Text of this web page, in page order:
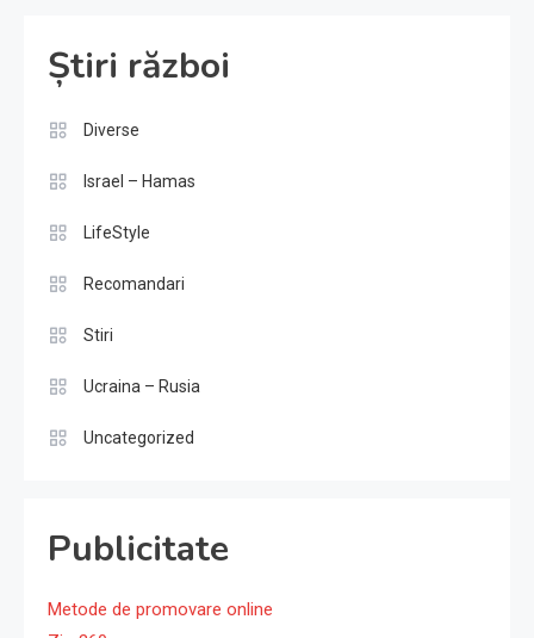
Știri război
Diverse
Israel – Hamas
LifeStyle
Recomandari
Stiri
Ucraina – Rusia
Uncategorized
Publicitate
Metode de promovare online